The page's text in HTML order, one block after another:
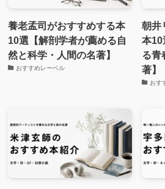
養老孟司がおすすめする本
10選【解剖学者が薦める自
然と科学・人間の名著】
おすすめレーベル
朝井
本10
る青
著】
おす